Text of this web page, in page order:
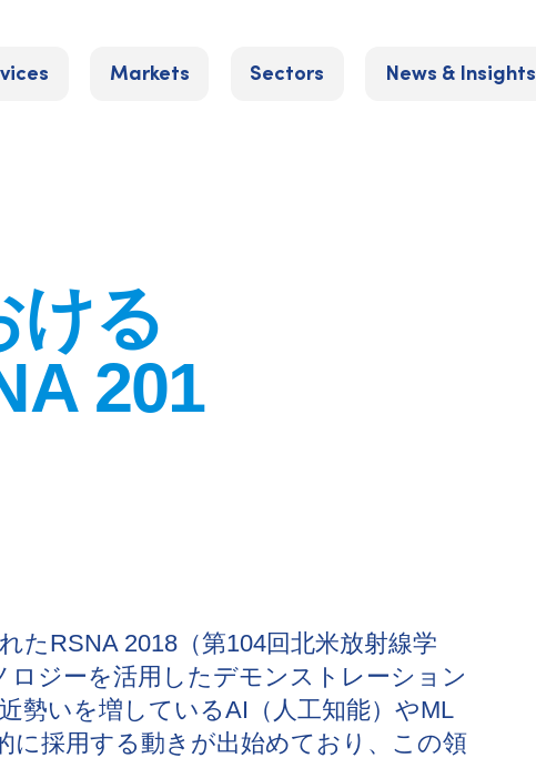
Markets Sectors News & Insights
ける
201
たRSNA 2018（第104回北米放射線学
ジーを活用したデモンストレーション
勢いを増しているAI（人工知能）やML
に採用する動きが出始めており、この領